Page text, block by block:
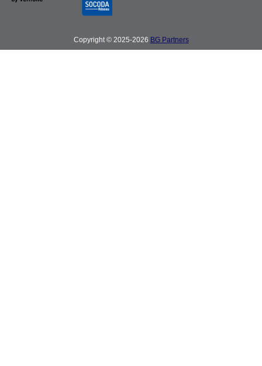
Copyright © 2025-2026 BG Partners